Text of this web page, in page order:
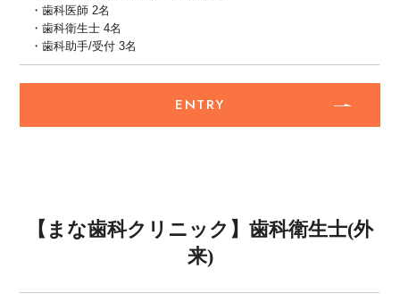
・歯科医師 2名
・歯科衛生士 4名
・歯科助手/受付 3名
ENTRY
【まな歯科クリニック】歯科衛生士(外
来)